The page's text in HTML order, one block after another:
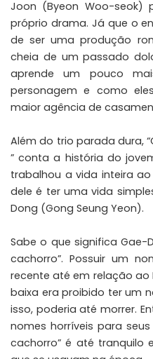
Joon (Byeon Woo-seok)
próprio drama. Já que o
de ser uma produção
cheia de um passado
aprende um pouco
personagem e como
maior agência de
Além do trio parada dura,
” conta a história do
trabalhou a vida inteira
dele é ter uma vida
Dong (Gong Seung Yeon).
Sabe o que significa Gae-
cachorro”. Possuir um
recente até em relação ao
baixa era proibido ter um
isso, poderia até morrer.
nomes horríveis para
cachorro” é até tranquilo